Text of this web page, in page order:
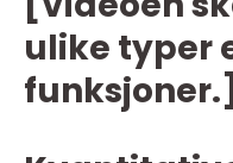
ulike typer
funksjoner.]